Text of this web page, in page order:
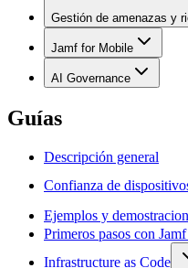
Gestión de amenazas y
Jamf for Mobile
AI Governance
Guías
Descripción general
Confianza de
Ejemplos y
Primeros pasos con
Infrastructure as Code